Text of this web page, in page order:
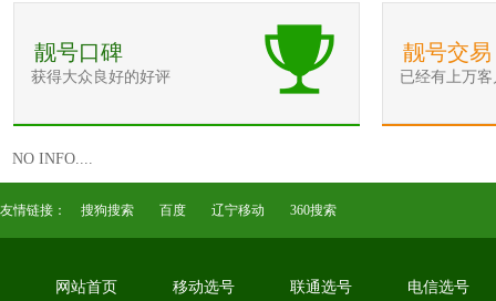
靓号口碑
获得大众良好的好评
靓号交易
已经有上万
NO INFO....
友情链接： 搜狗搜索 百度 辽宁移动 360搜索
网站首页 移动选号 联通选号 电信选号